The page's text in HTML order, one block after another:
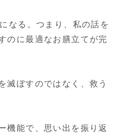
なる。つまり、私の話を
のに最適なお膳立てが完
滅ぼすのではなく、救う
機能で、思い出を振り返